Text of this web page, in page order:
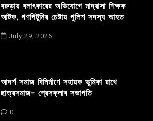
বরুড়ায় বলাৎকারের অভিযোগে মাদ্রাসা শিক্ষক
আটক, গণপিটুনির চেষ্টায় পুলিশ সদস্য আহত
July 29, 2026
আদর্শ সমাজ বিনির্মাণে সহায়ক ভুমিকা রাখে
ছাত্রসমাজ- প্রেসক্লাব সভাপতি
0